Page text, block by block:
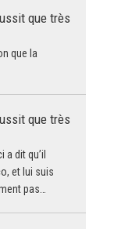
que très
que la
que très
a dit qu’il
et lui suis
pas…